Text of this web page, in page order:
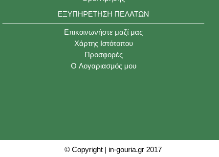
ΕΞΥΠΗΡΈΤΗΣΗ ΠΕΛΑΤΏΝ
Επικοινωνήστε μαζί μας
Χάρτης Ιστότοπου
Προσφορές
O Λογαριασμός μου
© Copyright | in-gouria.gr 2017